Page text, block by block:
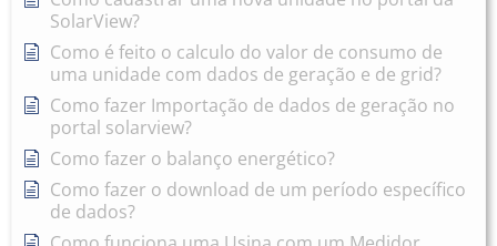
SolarView?
Como é feito o calculo do valor de consumo de
uma unidade com dados de geração e de grid?
Como fazer Importação de dados de geração no
portal solarview?
Como fazer o balanço energético?
Como fazer o download de um período específico
de dados?